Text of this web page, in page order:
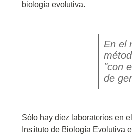
biología evolutiva.
En el
"con
de
Sólo hay diez laboratorios en
Instituto de Biología Evolutiva